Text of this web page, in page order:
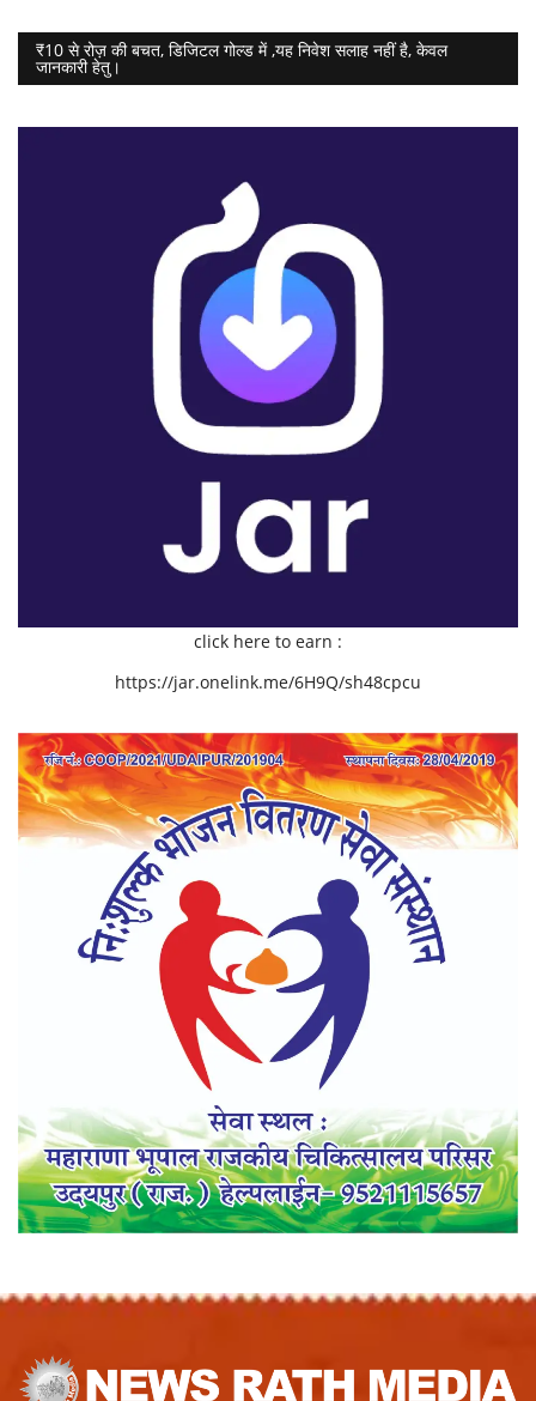
₹10 से रोज़ की बचत, डिजिटल गोल्ड में ,यह निवेश सलाह नहीं है, केवल
जानकारी हेतु।
click here to earn :
https://jar.onelink.me/6H9Q/sh48cpcu